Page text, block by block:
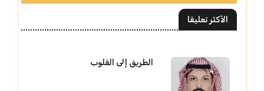
الأكثر تعليقا
الطريق إلى القلوب